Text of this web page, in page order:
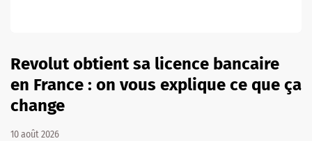
Revolut obtient sa licence bancaire
en France : on vous explique ce que ça
change
10 août 2026